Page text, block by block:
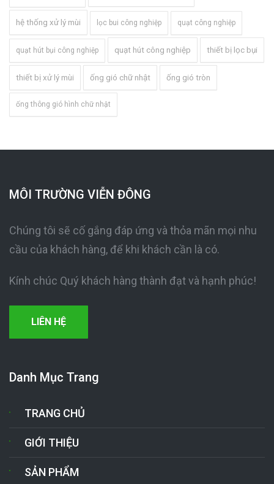
hệ thống xử lý mùi lọc bui công nghiệp quạt công nghiệp
quạt hút bụi công nghiệp quạt hút công nghiệp thiết bị lọc bụi
thiết bị xử lý mùi ống gió chữ nhật ống gió tròn
ống thông gió hình chữ nhật
MÔI TRƯỜNG VIỄN ĐÔNG
Chúng tôi sẽ cố gắng đáp ứng và thỏa mãn mọi nhu
cầu của khách hàng, để khi khách cần là có.
Kính chúc Quý khách hàng thành đạt và hạnh phúc!
LIÊN HỆ
Danh Mục Trang
TRANG CHỦ
GIỚI THIỆU
SẢN PHẨM